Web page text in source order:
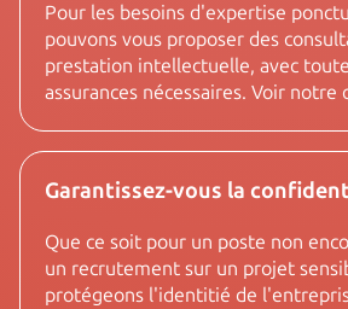
Pour les besoins d'expertise
pouvons vous proposer des
prestation intellectuelle, avec
assurances nécessaires. Voir notre
Garantissez-vous la
Que ce soit pour un poste non
un recrutement sur un projet
protégeons l'identitié de